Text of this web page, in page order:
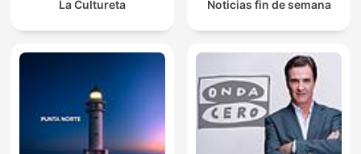
La Cultureta Noticias fin de semana